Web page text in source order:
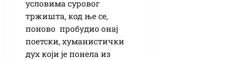
условима суровог
тржишта, код ње се,
поново пробудио онај
поетски, хуманистички
дух који је понела из